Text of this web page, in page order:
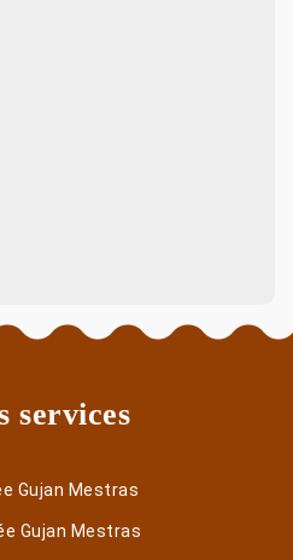
services
Gujan Mestras
Gujan Mestras